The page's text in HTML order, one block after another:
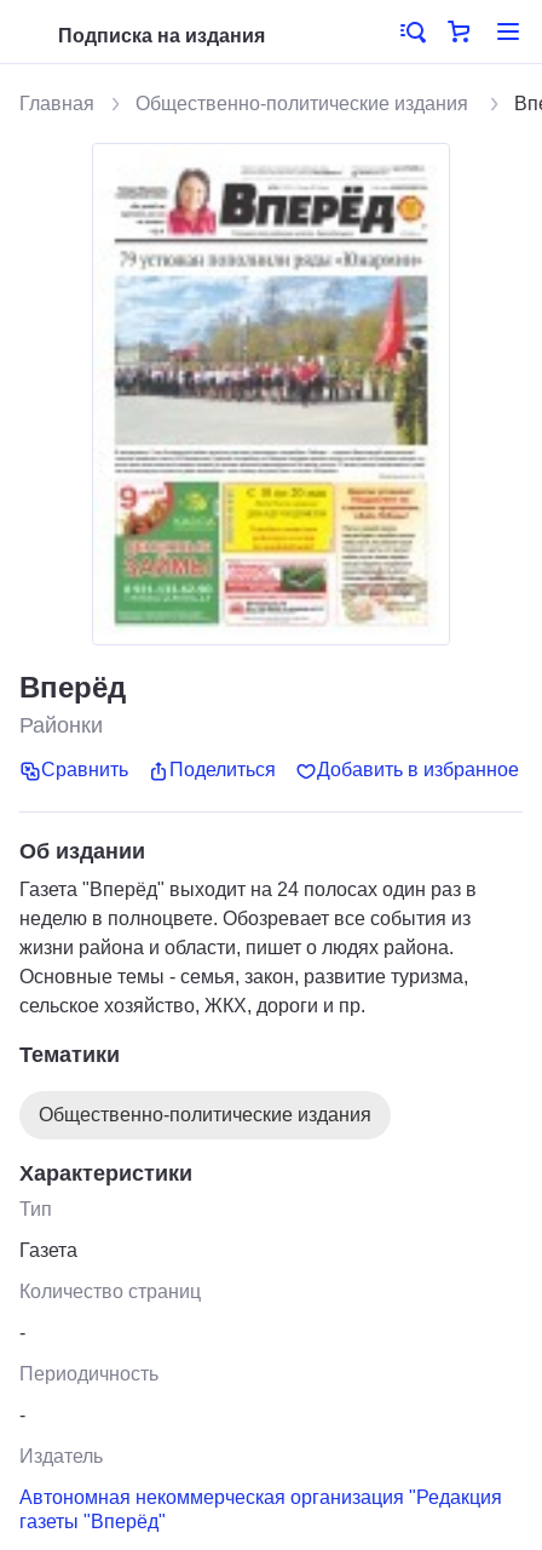
Подписка на издания
Главная Общественно-политические издания
Вперёд
Районки
Сравнить Поделиться Добавить в избранное
Об издании
Газета "Вперёд" выходит на 24 полосах один раз в
неделю в полноцвете. Обозревает все события из
жизни района и области, пишет о людях района.
Основные темы - семья, закон, развитие туризма,
сельское хозяйство, ЖКХ, дороги и пр.
Тематики
Общественно-политические издания
Характеристики
Тип
Газета
Количество страниц
-
Периодичность
-
Издатель
Автономная некоммерческая организация "Редакция
газеты "Вперёд"